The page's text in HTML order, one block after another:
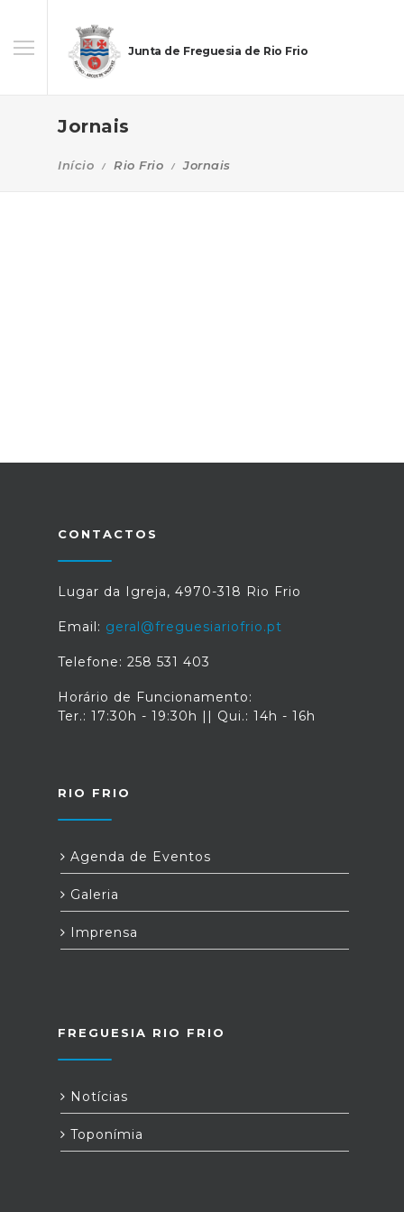
Junta de Freguesia de Rio Frio
Jornais
Início Rio Frio Jornais
CONTACTOS
Lugar da Igreja, 4970-318 Rio Frio
Email: geral@freguesiariofrio.pt
Telefone: 258 531 403
Horário de Funcionamento:
Ter.: 17:30h - 19:30h || Qui.: 14h - 16h
RIO FRIO
Agenda de Eventos
Galeria
Imprensa
FREGUESIA RIO FRIO
Notícias
Toponímia